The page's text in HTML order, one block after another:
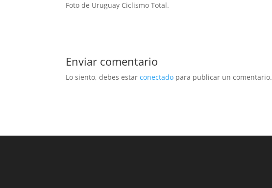
Foto de Uruguay Ciclismo Total.
Enviar comentario
Lo siento, debes estarconectado para publicar un comentario.